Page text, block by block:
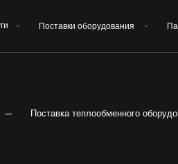
Параллельный
Поставки оборудования